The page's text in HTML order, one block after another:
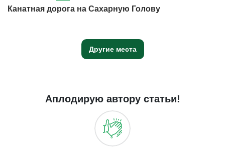
Канатная дорога на Сахарную Голову
Другие места
Аплодирую автору статьи!